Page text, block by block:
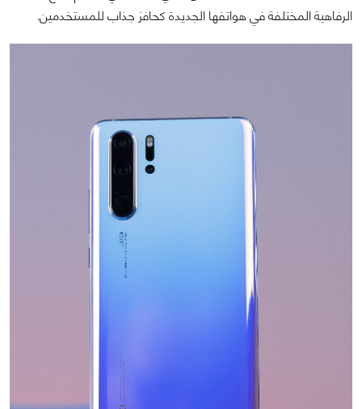
الرفاهية المختلفة في هواتفها الجديدة كحافز جذاب للمستخدمين.